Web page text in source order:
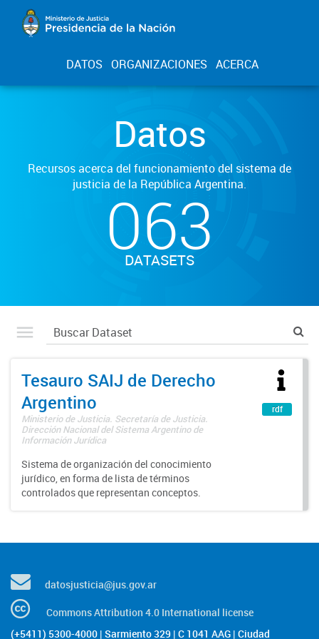
DATOS ORGANIZACIONES ACERCA
Datos
Recursos acerca del funcionamiento del sistema de
justicia de la República Argentina.
063
DATASETS
Tesauro SAIJ de Derecho
Argentino
Ministerio de Justicia. Secretaría de Justicia.
Dirección Nacional del Sistema Argentino de
Información Jurídica
Sistema de organización del conocimiento
jurídico, en forma de lista de términos
controlados que representan conceptos.
rdf
datosjusticia@jus.gov.ar
Commons Attribution 4.0 International license
(+5411) 5300-4000 | Sarmiento 329 | C 1041 AAG | Ciudad